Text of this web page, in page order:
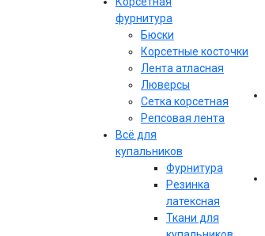
фурнитура
Бюски
Корсетные косточки
Лента атласная
Люверсы
Сетка корсетная
Репсовая лента
Всё для
купальников
Фурнитура
Резинка
латексная
Ткани для